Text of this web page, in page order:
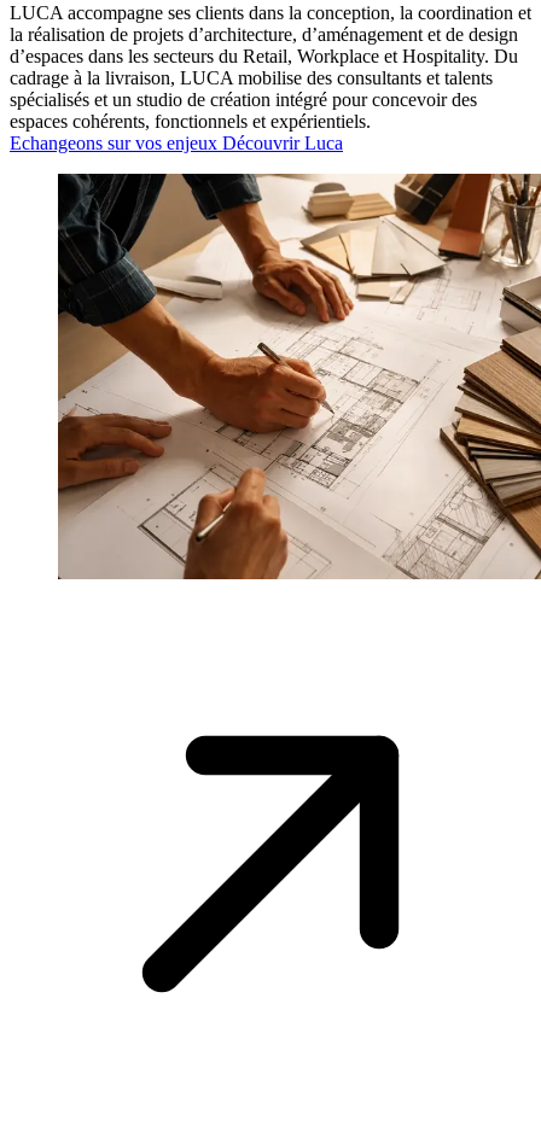
LUCA accompagne ses clients dans la conception, la coordination et
la réalisation de projets d’architecture, d’aménagement et de design
d’espaces dans les secteurs du Retail, Workplace et Hospitality. Du
cadrage à la livraison, LUCA mobilise des consultants et talents
spécialisés et un studio de création intégré pour concevoir des
espaces cohérents, fonctionnels et expérientiels.
Echangeons sur vos enjeux Découvrir Luca